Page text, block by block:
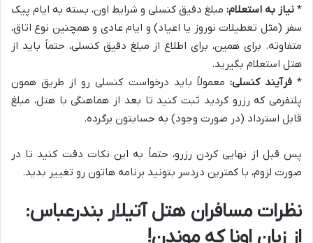
* نیاز به استعلام: مبلغ دقیق کنسلی و شرایط اون، بسته به ایام پیک
سفر (مثل تعطیلات نوروز یا اعیاد) و ایام عادی و همچنین نوع اتاق،
متفاوته. برای همین، برای اطلاع از مبلغ دقیق کنسلی، حتماً باید از
هتل استعلام بگیرید.
*فرآیند کنسلی: معمولاً باید درخواست کنسلی رو از طریق همون
پلتفرمی که رزرو کردید ثبت کنید تا بعد از هماهنگی با هتل، مبلغ
قابل استرداد (در صورت وجود) به حسابتون برگرده.
پس قبل از نهایی کردن رزرو، حتماً به این نکات دقت کنید تا در
صورت لزوم، با کمترین دردسر بتونید برنامه هاتون رو تغییر بدید.
نظرات مسافران هتل آتیلار بندرعباس:
از زبان اونا که موندن!